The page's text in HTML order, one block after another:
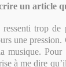
un article
trop
une pression.
musique.
à me dire